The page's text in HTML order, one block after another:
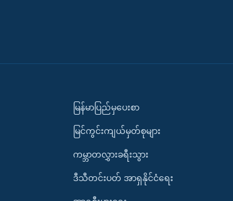
မြန်မာပြည်မှပေးစာ
မြင်ကွင်းကျယ်မှတ်စုများ
ကမ္ဘာတလွှားခရီးသွား
ဒီသီတင်းပတ် အာရှနိုင်ငံရေး